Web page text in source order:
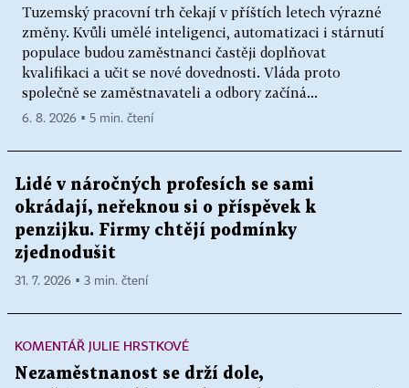
Tuzemský pracovní trh čekají v příštích letech výrazné
změny. Kvůli umělé inteligenci, automatizaci i stárnutí
populace budou zaměstnanci častěji doplňovat
kvalifikaci a učit se nové dovednosti. Vláda proto
společně se zaměstnavateli a odbory začíná...
6. 8. 2026 ▪ 5 min. čtení
Lidé v náročných profesích se sami
okrádají, neřeknou si o příspěvek k
penzijku. Firmy chtějí podmínky
zjednodušit
31. 7. 2026 ▪ 3 min. čtení
KOMENTÁŘ JULIE HRSTKOVÉ
Nezaměstnanost se drží dole,